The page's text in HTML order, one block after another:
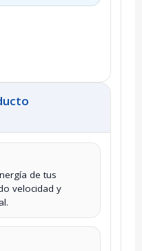
de tus
velocidad y